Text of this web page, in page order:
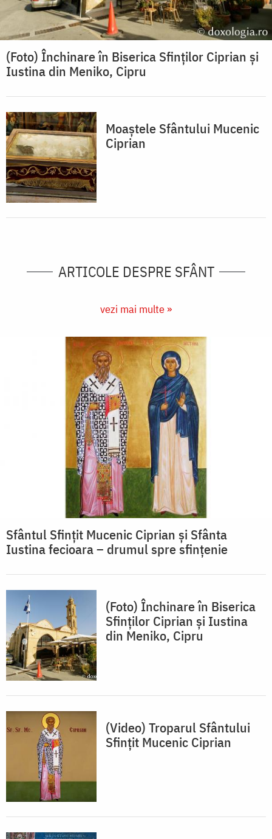
(Foto) Închinare în Biserica Sfinților Ciprian și
Iustina din Meniko, Cipru
Moaștele Sfântului Mucenic
Ciprian
ARTICOLE DESPRE SFÂNT
vezi mai multe »
Sfântul Sfințit Mucenic Ciprian și Sfânta
Iustina fecioara – drumul spre sfințenie
(Foto) Închinare în Biserica
Sfinților Ciprian și Iustina
din Meniko, Cipru
(Video) Troparul Sfântului
Sfinţit Mucenic Ciprian